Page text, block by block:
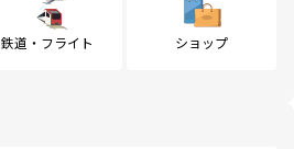
鉄道・フライト ショップ